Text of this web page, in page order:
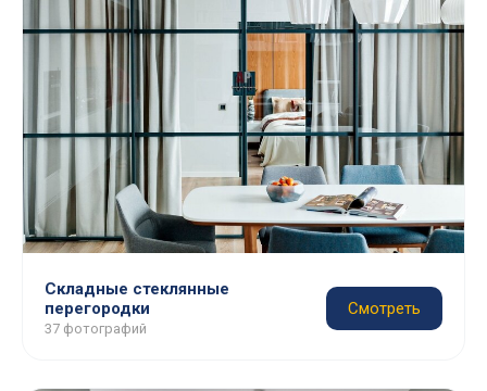
Складные стеклянные
перегородки
37 фотографий
Смотреть